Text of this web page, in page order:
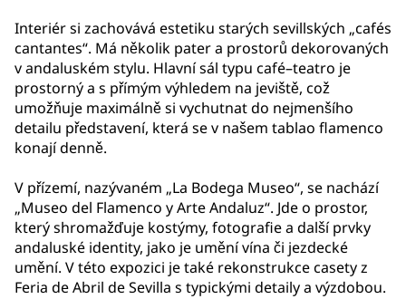
Interiér si zachovává estetiku starých sevillských „cafés
cantantes“. Má několik pater a prostorů dekorovaných
v andaluském stylu. Hlavní sál typu café–teatro je
prostorný a s přímým výhledem na jeviště, což
umožňuje maximálně si vychutnat do nejmenšího
detailu představení, která se v našem tablao flamenco
konají denně.
V přízemí, nazývaném „La Bodega Museo“, se nachází
„Museo del Flamenco y Arte Andaluz“. Jde o prostor,
který shromažďuje kostýmy, fotografie a další prvky
andaluské identity, jako je umění vína či jezdecké
umění. V této expozici je také rekonstrukce casety z
Feria de Abril de Sevilla s typickými detaily a výzdobou.